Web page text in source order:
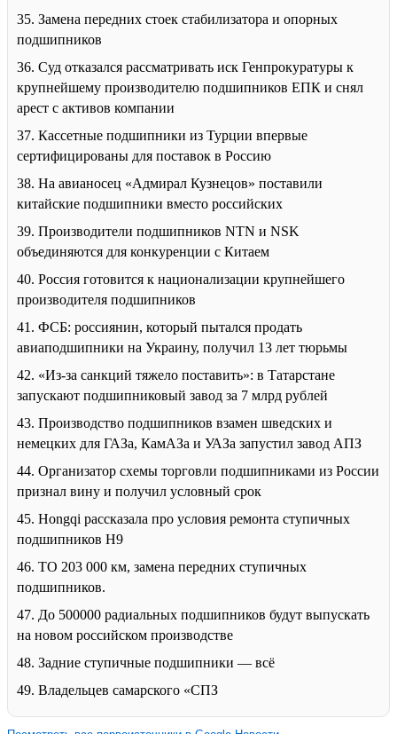
35. Замена передних стоек стабилизатора и опорных
подшипников
36. Суд отказался рассматривать иск Генпрокуратуры к
крупнейшему производителю подшипников ЕПК и снял
арест с активов компании
37. Кассетные подшипники из Турции впервые
сертифицированы для поставок в Россию
38. На авианосец «Адмирал Кузнецов» поставили
китайские подшипники вместо российских
39. Производители подшипников NTN и NSK
объединяются для конкуренции с Китаем
40. Россия готовится к национализации крупнейшего
производителя подшипников
41. ФСБ: россиянин, который пытался продать
авиаподшипники на Украину, получил 13 лет тюрьмы
42. «Из-за санкций тяжело поставить»: в Татарстане
запускают подшипниковый завод за 7 млрд рублей
43. Производство подшипников взамен шведских и
немецких для ГАЗа, КамАЗа и УАЗа запустил завод АПЗ
44. Организатор схемы торговли подшипниками из России
признал вину и получил условный срок
45. Hongqi рассказала про условия ремонта ступичных
подшипников H9
46. ТО 203 000 км, замена передних ступичных
подшипников.
47. До 500000 радиальных подшипников будут выпускать
на новом российском производстве
48. Задние ступичные подшипники — всё
49. Владельцев самарского «СПЗ